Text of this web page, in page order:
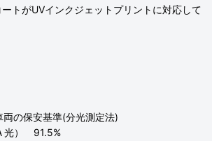
トがUVインクジェットプリントに対応して
の保安基準(分光測定法)
光） 91.5%